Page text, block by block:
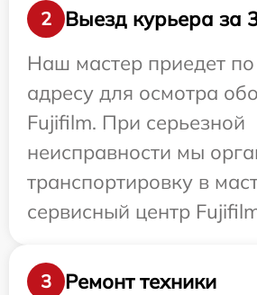
2
Выезд курьера за
Наш мастер приедет
адресу для осмотра
Fujifilm. При серьезной
неисправности мы
транспортировку в
сервисный центр
3
Ремонт техники